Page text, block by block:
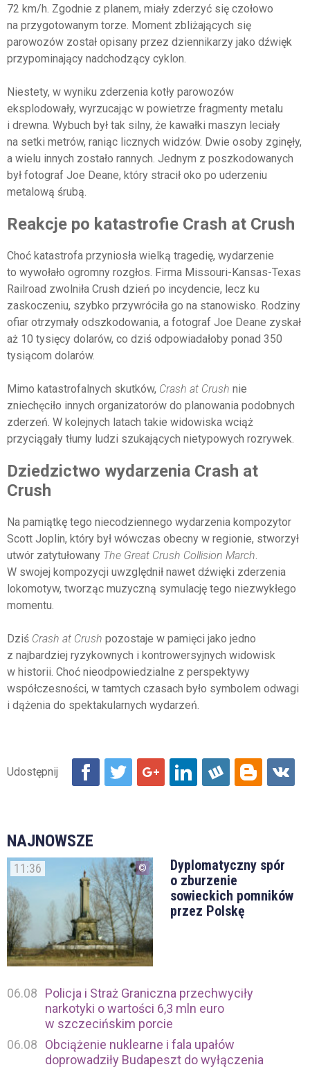
72 km/h. Zgodnie z planem, miały zderzyć się czołowo
na przygotowanym torze. Moment zbliżających się
parowozów został opisany przez dziennikarzy jako dźwięk
przypominający nadchodzący cyklon.
Niestety, w wyniku zderzenia kotły parowozów
eksplodowały, wyrzucając w powietrze fragmenty metalu
i drewna. Wybuch był tak silny, że kawałki maszyn leciały
na setki metrów, raniąc licznych widzów. Dwie osoby zginęły,
a wielu innych zostało rannych. Jednym z poszkodowanych
był fotograf Joe Deane, który stracił oko po uderzeniu
metalową śrubą.
Reakcje po katastrofie Crash at Crush
Choć katastrofa przyniosła wielką tragedię, wydarzenie
to wywołało ogromny rozgłos. Firma Missouri-Kansas-Texas
Railroad zwolniła Crush dzień po incydencie, lecz ku
zaskoczeniu, szybko przywróciła go na stanowisko. Rodziny
ofiar otrzymały odszkodowania, a fotograf Joe Deane zyskał
aż 10 tysięcy dolarów, co dziś odpowiadałoby ponad 350
tysiącom dolarów.
Mimo katastrofalnych skutków, Crash at Crush nie
zniechęciło innych organizatorów do planowania podobnych
zderzeń. W kolejnych latach takie widowiska wciąż
przyciągały tłumy ludzi szukających nietypowych rozrywek.
Dziedzictwo wydarzenia Crash at
Crush
Na pamiątkę tego niecodziennego wydarzenia kompozytor
Scott Joplin, który był wówczas obecny w regionie, stworzył
utwór zatytułowany The Great Crush Collision March
W swojej kompozycji uwzględnił nawet dźwięki zderzenia
lokomotyw, tworząc muzyczną symulację tego niezwykłego
momentu.
Dziś Crash at Crush pozostaje w pamięci jako jedno
z najbardziej ryzykownych i kontrowersyjnych widowisk
w historii. Choć nieodpowiedzialne z perspektywy
współczesności, w tamtych czasach było symbolem odwagi
i dążenia do spektakularnych wydarzeń.
NAJNOWSZE
11:36
Dyplomatyczny spór
o zburzenie
sowieckich pomników
przez Polskę
06.08
Policja i Straż Graniczna przechwyciły
narkotyki o wartości 6,3 mln euro
w szczecińskim porcie
06.08
Obciążenie nuklearne i fala upałów
doprowadziły Budapeszt do wyłączenia